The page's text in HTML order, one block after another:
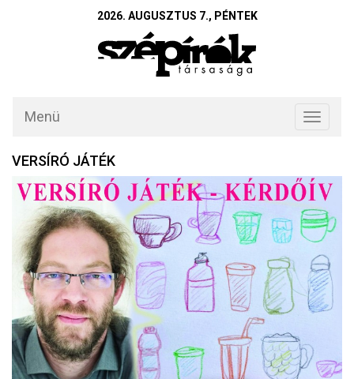
2026. AUGUSZTUS 7., PÉNTEK
Toggle
Menü
VERSÍRÓ JÁTÉK